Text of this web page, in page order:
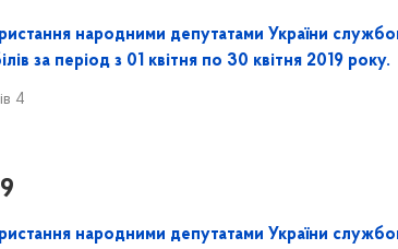
народними депутатами України
за період з 01 квітня по 30 квітня 2019 року.
4
народними депутатами України